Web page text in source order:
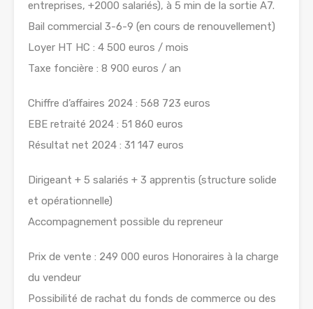
entreprises, +2000 salariés), à 5 min de la sortie A7.
Bail commercial 3-6-9 (en cours de renouvellement)
Loyer HT HC : 4 500 euros / mois
Taxe foncière : 8 900 euros / an
Chiffre d’affaires 2024 : 568 723 euros
EBE retraité 2024 : 51 860 euros
Résultat net 2024 : 31 147 euros
Dirigeant + 5 salariés + 3 apprentis (structure solide
et opérationnelle)
Accompagnement possible du repreneur
Prix de vente : 249 000 euros Honoraires à la charge
du vendeur
Possibilité de rachat du fonds de commerce ou des